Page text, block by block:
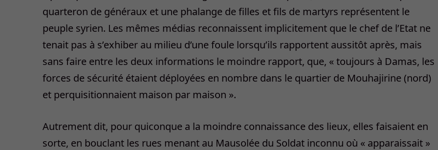
quarteron de généraux et une phalange de filles et fils de martyrs représentent le
peuple syrien. Les mêmes médias reconnaissent implicitement que le chef de l’Etat ne
tenait pas à s’exhiber au milieu d’une foule lorsqu’ils rapportent aussitôt après, mais
sans faire entre les deux informations le moindre rapport, que, « toujours à Damas, les
forces de sécurité étaient déployées en nombre dans le quartier de Mouhajirine (nord)
et perquisitionnaient maison par maison ».
Autrement dit, pour quiconque a la moindre connaissance des lieux, elles faisaient en
sorte, en bouclant les rues menant au Mausolée du Soldat inconnu où « apparaissait »